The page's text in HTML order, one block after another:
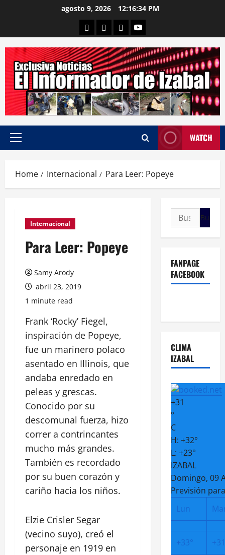
agosto 9, 2026 12:16:35 PM
Departamental
Nacionales
Internacional
Canal
Primary
WATCH
Home Internacional Para Leer: Popeye
Internacional
Para Leer: Popeye
Samy Arody
abril 23, 2019
1 minute read
Frank ‘Rocky’ Fiegel,
inspiración de Popeye,
fue un marinero polaco
asentado en Illinois, que
andaba enredado en
peleas y grescas.
Conocido por su
descomunal fuerza, hizo
correr a contrincantes
mucho más grandes.
También es recordado
por su buen corazón y
cariño hacia los niños.
Elzie Crisler Segar
(vecino suyo), creó el
personaje en 1919 en
Buscar:
FANPAGE
FACEBOOK
CLIMA
IZABAL
+31
°
C
H: +32°
L: +23°
IZABAL
Domingo, 09
Previsión
Lun
+33° +